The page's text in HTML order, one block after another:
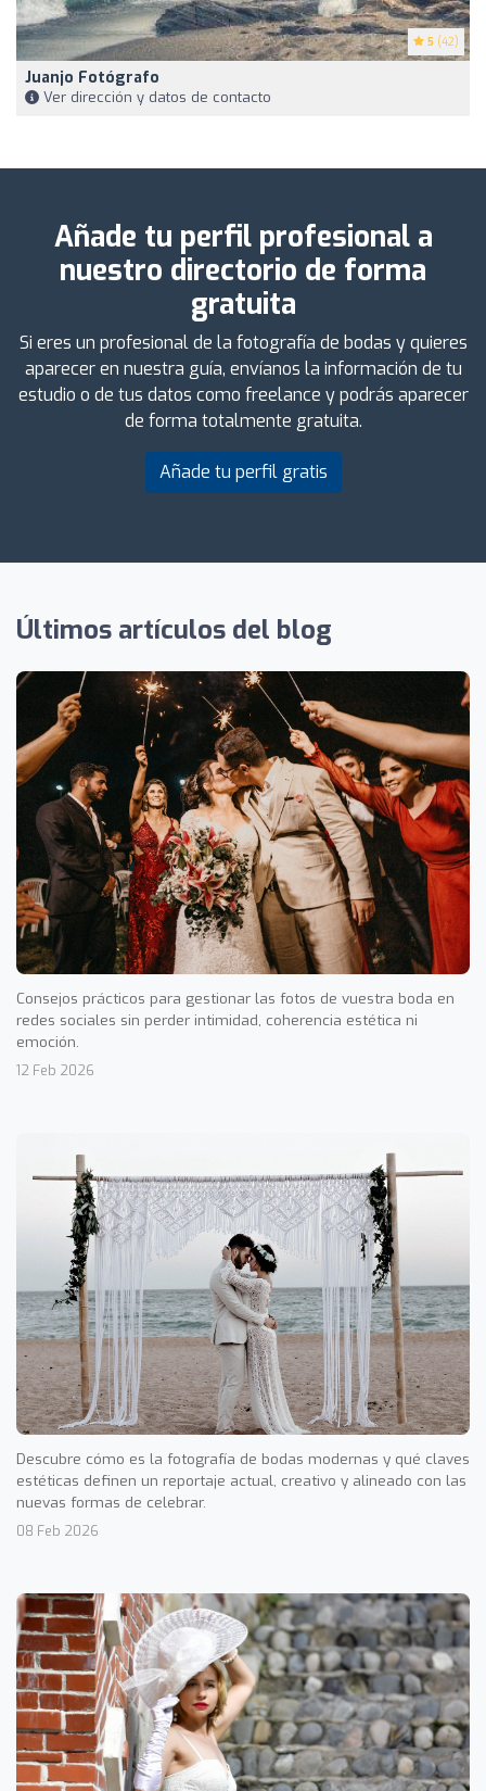
5 (42)
Juanjo Fotógrafo
Ver dirección y datos de contacto
Añade tu perfil profesional a
nuestro directorio de forma
gratuita
Si eres un profesional de la fotografía de bodas y quieres
aparecer en nuestra guía, envíanos la información de tu
estudio o de tus datos como freelance y podrás aparecer
de forma totalmente gratuita.
Añade tu perfil gratis
Últimos artículos del blog
Consejos prácticos para gestionar las fotos de vuestra boda en
redes sociales sin perder intimidad, coherencia estética ni
emoción.
12 Feb 2026
Descubre cómo es la fotografía de bodas modernas y qué claves
estéticas definen un reportaje actual, creativo y alineado con las
nuevas formas de celebrar.
08 Feb 2026